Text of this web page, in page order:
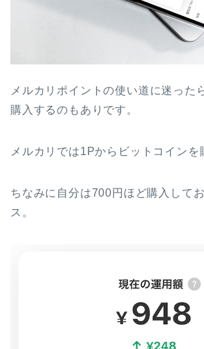
メルカリポイントの使い道に迷った
購入するのもありです。
メルカリでは1Pからビットコインを
ちなみに自分は700円ほど購入して
ス。